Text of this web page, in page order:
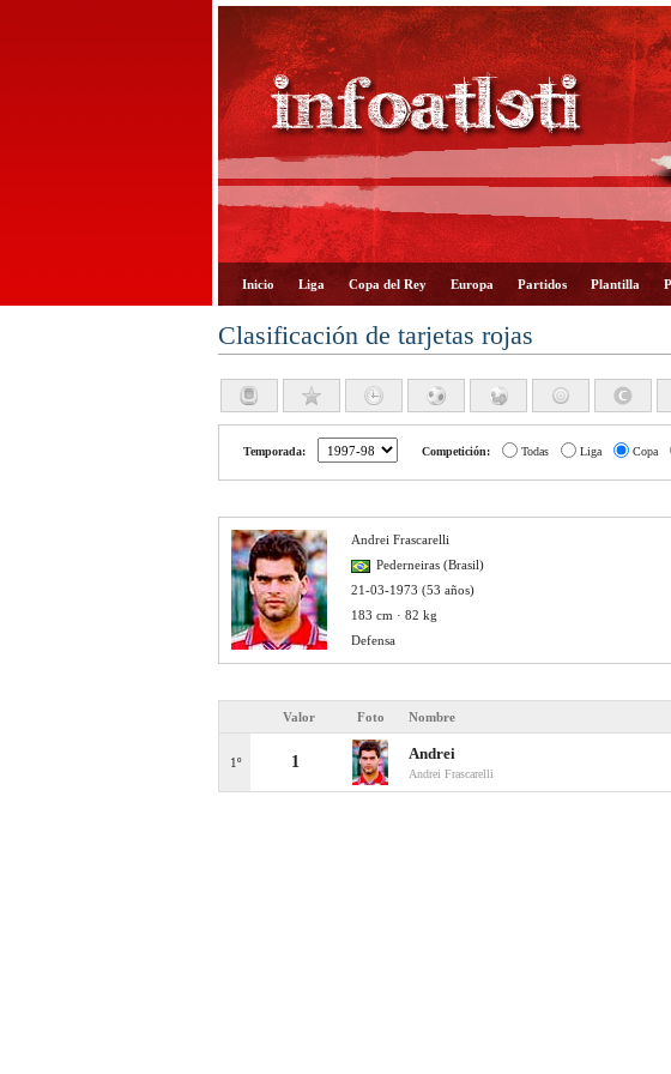
Inicio Liga Copa del Rey Europa Partidos Plantilla
Clasificación de tarjetas rojas
Temporada: Competición: Todas Liga Copa
Andrei Frascarelli
Pederneiras (Brasil)
21-03-1973 (53 años)
183 cm · 82 kg
Defensa
Valor Foto Nombre
1º 1 Andrei
Andrei Frascarelli